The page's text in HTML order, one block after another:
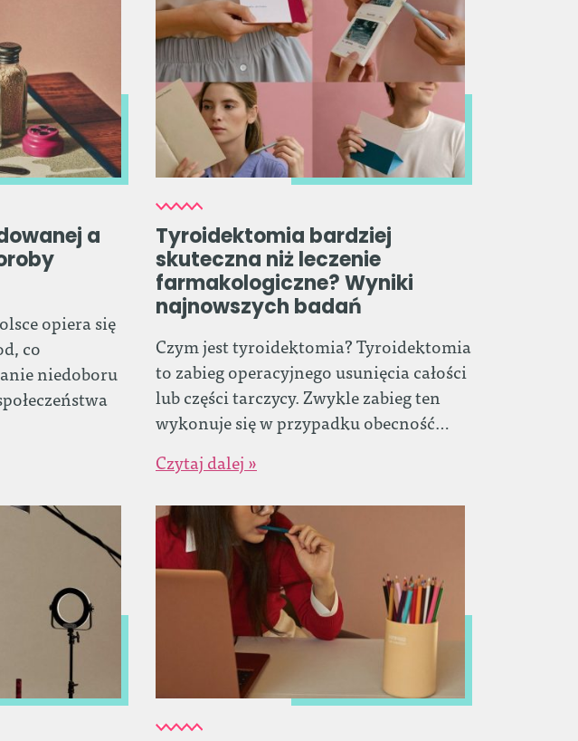
a
opiera się
co
niedoboru
Tyroidektomia bardziej
skuteczna niż leczenie
farmakologiczne? Wyniki
najnowszych badań
Czym jest tyroidektomia? Tyroidektomia
to zabieg operacyjnego usunięcia całości
lub części tarczycy. Zwykle zabieg ten
wykonuje się w przypadku obecność…
Czytaj dalej »